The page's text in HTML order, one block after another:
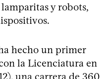
y robots,
hecho un primer
la Licenciatura en
una carrera de 360